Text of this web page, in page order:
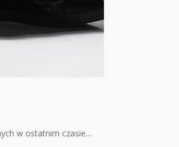
w ostatnim czasie…